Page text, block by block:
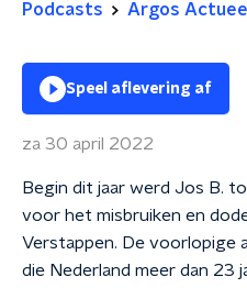
Podcasts Argos Actueel
Speel aflevering af
za 30 april 2022
Begin dit jaar werd Jos B.
voor het misbruiken en
Verstappen. De voorlopige
die Nederland meer dan 23